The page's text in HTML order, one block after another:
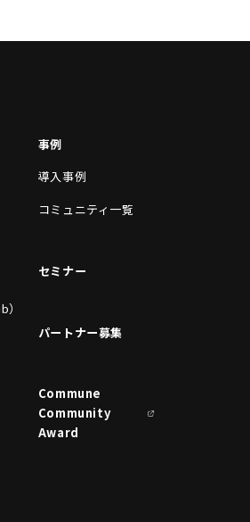
事例
導入事例
コミュニティ一覧
セミナー
パートナー募集
Commune
Community
Award